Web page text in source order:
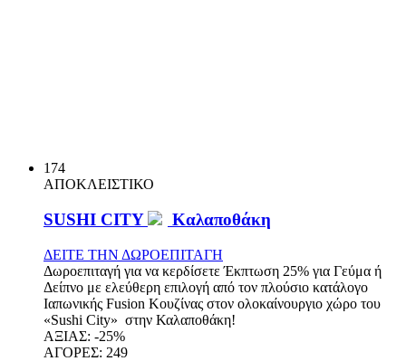
174
ΑΠΟΚΛΕΙΣΤΙΚΟ
SUSHI CITY Καλαποθάκη
ΔΕΙΤΕ ΤΗΝ ΔΩΡΟΕΠΙΤΑΓΗ
Δωροεπιταγή για να κερδίσετε Έκπτωση 25% για Γεύμα ή
Δείπνο με ελεύθερη επιλογή από τον πλούσιο κατάλογο
Ιαπωνικής Fusion Kουζίνας στον ολοκαίνουργιο χώρο του
«Sushi City» στην Καλαποθάκη!
ΑΞΙΑΣ: -25%
ΑΓΟΡΕΣ: 249